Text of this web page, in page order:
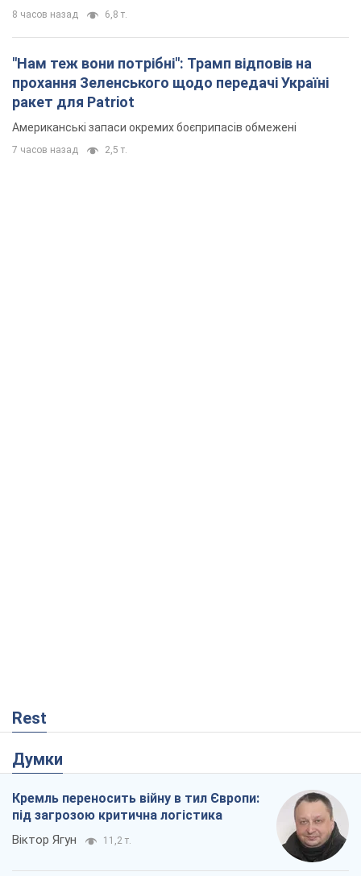
8 часов назад 6,8 т.
"Нам теж вони потрібні": Трамп відповів на
прохання Зеленського щодо передачі Україні
ракет для Patriot
Американські запаси окремих боєприпасів обмежені
7 часов назад 2,5 т.
Rest
Думки
Кремль переносить війну в тил Європи:
під загрозою критична логістика
Віктор Ягун 11,2 т.